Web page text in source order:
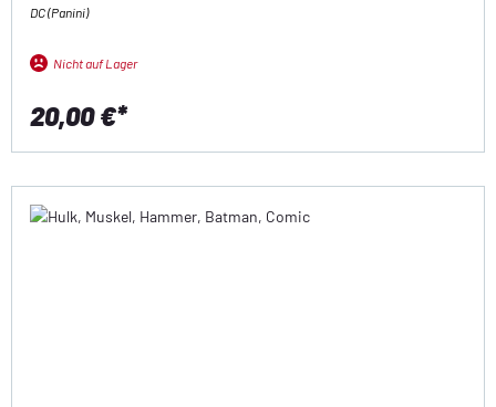
DC (Panini)
Nicht auf Lager
20,00 €*